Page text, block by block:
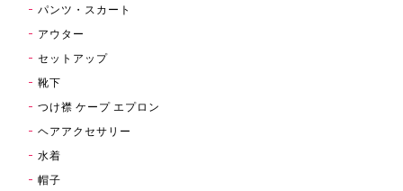
パンツ・スカート
アウター
セットアップ
靴下
つけ襟 ケープ エプロン
ヘアアクセサリー
水着
帽子